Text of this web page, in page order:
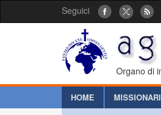
Seguici
Organo di
HOME